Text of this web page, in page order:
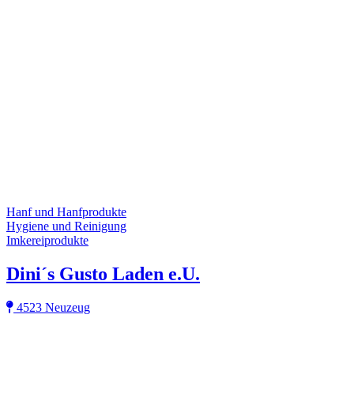
Hanf und Hanfprodukte
Hygiene und Reinigung
Imkereiprodukte
Dini´s Gusto Laden e.U.
4523 Neuzeug